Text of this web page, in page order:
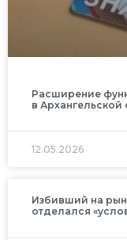
Расширение
в Архангельской
12.05.2026
Избивший на
отделался